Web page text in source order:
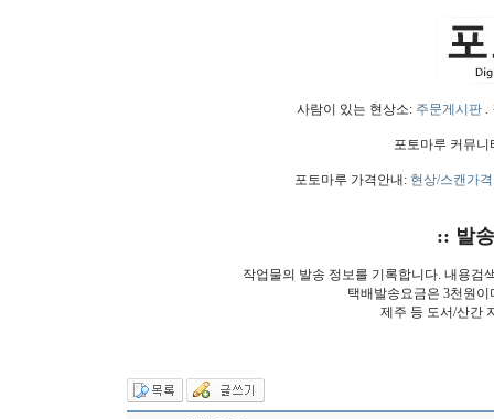
사람이 있는 현상소: 주문게시판.
포토마루 커뮤
포토마루 가격안내: 현상/스캔가격
:: 발
작업물의 발송 정보를 기록합니다. 내용검
택배발송요금은 3천원
제주 등 도서/산간